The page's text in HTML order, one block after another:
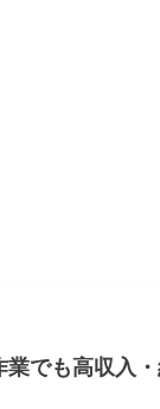
でも高収入